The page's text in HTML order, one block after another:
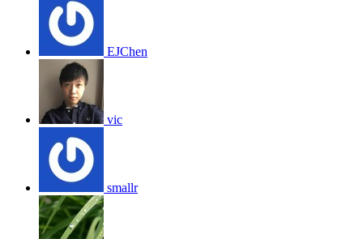
EJChen
vic
smallr